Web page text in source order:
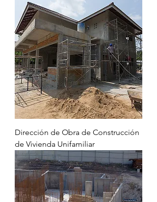
Dirección de Obra de Construcción
de Vivienda Unifamiliar